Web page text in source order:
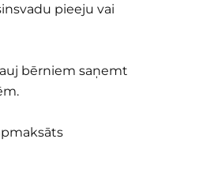
pieeju vai
bērniem saņemt